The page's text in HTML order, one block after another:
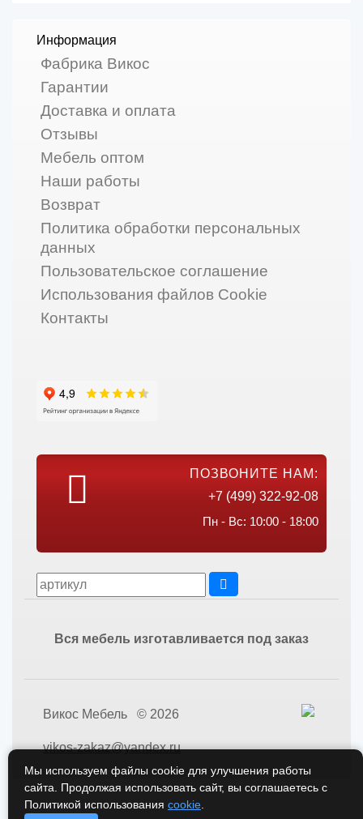
Информация
Фабрика Викос
Гарантии
Доставка и оплата
Отзывы
Мебель оптом
Наши работы
Возврат
Политика обработки персональных
данных
Пользовательское соглашение
Использования файлов Cookie
Контакты
ПОЗВОНИТЕ НАМ:
+7 (499) 322-92-08
Пн - Вс: 10:00 - 18:00
Вся мебель изготавливается под заказ
Викос Мебель © 2026
vikos-zakaz@yandex.ru
Мы используем файлы cookie для улучшения работы
сайта. Продолжая использовать сайт, вы соглашаетесь с
Политикой использования cookie